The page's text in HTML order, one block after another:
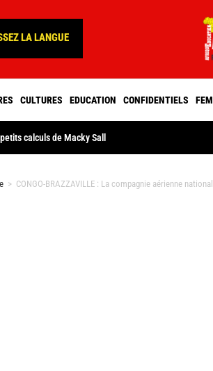
LA LANGUE
CULTURES EDUCATION CONFIDENTIELS
calculs de Macky Sall
> CONGO-BRAZZAVILLE : La compagnie aérienne